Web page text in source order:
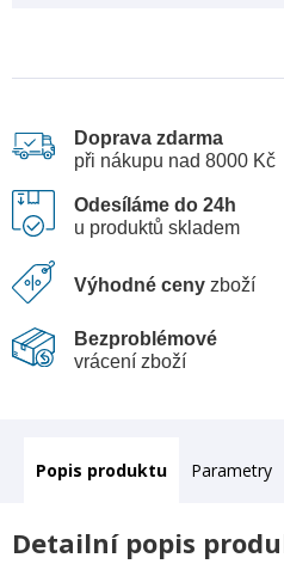
Doprava zdarma
při nákupu nad 8000 Kč
Odesíláme do 24h
u produktů skladem
Výhodné ceny zboží
Bezproblémové
vrácení zboží
Popis Parametry
Detailní popis